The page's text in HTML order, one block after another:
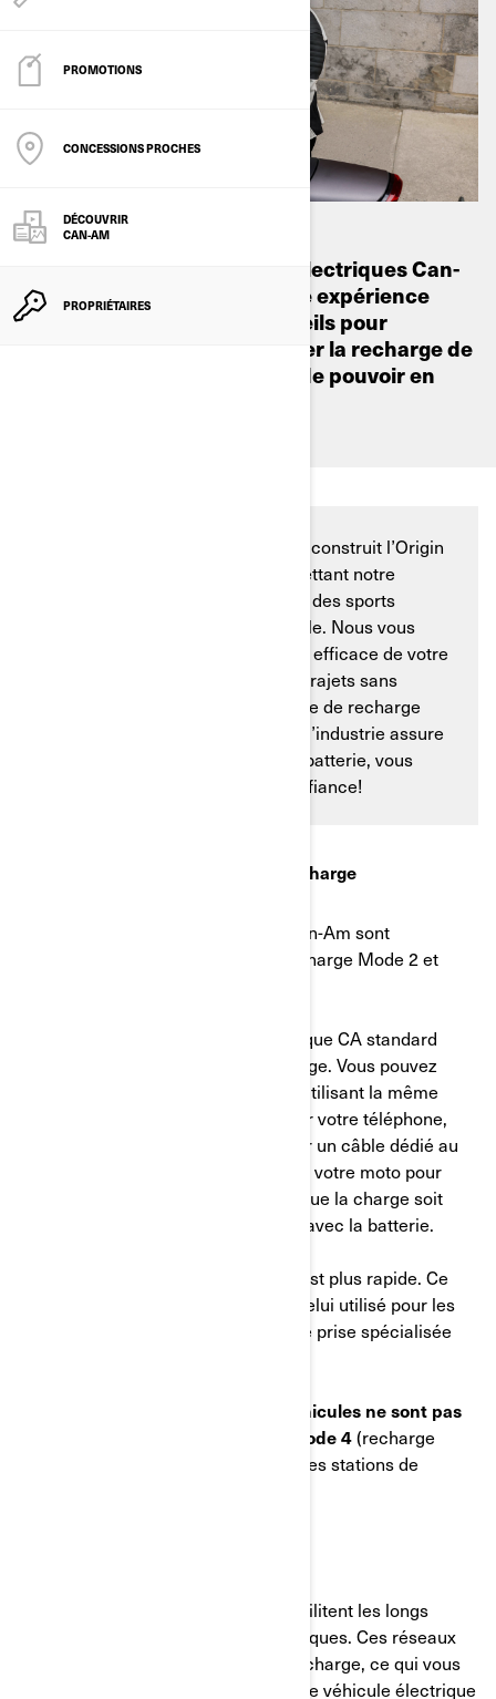
PROMOTIONS
CONCESSIONS PROCHES
DÉCOUVRIR
CAN-AM
PROPRIÉTAIRES
Les toutes nouvelles motos électriques Can-
Am ont été conçues pour une expérience
sans stress. Suivez ces conseils pour
apprendre comment optimiser la recharge de
votre nouveau véhicule afin de pouvoir en
Notre équipe Can-Am a conçu et construit l’Origin
et la Pulse à partir de zéro, en mettant notre
expertise et notre amour profond des sports
mécaniques dans chaque véhicule. Nous vous
montrerons pourquoi la recharge efficace de votre
batterie est essentielle pour des trajets sans
tracas, et comment notre système de recharge
refroidi par liquide à la pointe de l’industrie assure
une performance optimale de la batterie, vous
permettant de sortir en toute confiance!
1. Comprendre les exigences de charge
En Europe, les motos électriques Can-Am sont
compatibles avec les systèmes de charge Mode 2 et
utilise une prise domestique CA standard
(220 V) et il est pratique pour la charge. Vous pouvez
recharger presque n’importe où en utilisant la même
prise que celle que vous utilisez pour votre téléphone,
votre lampe, etc. Il suffit de brancher un câble dédié au
mur, comme celui de Can-Am, et sur votre moto pour
charger lentement la batterie. Bien que la charge soit
plus lente, il est plus facile à utiliser avec la batterie.
est plus rapide. Ce
type de chargeur est le même que celui utilisé pour les
voitures électriques et nécessite une prise spécialisée
nos véhicules ne sont pas
compatibles avec la recharge de mode 4(recharge
rapide en courant continu), comme les stations de
Les réseaux de recharge publics facilitent les longs
trajets pour les motocyclistes électriques. Ces réseaux
offrent de nombreuses bornes de recharge, ce qui vous
permet de recharger facilement votre véhicule électrique